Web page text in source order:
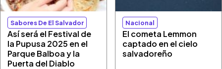
Sabores De El Salvador
Así será el Festival de
la Pupusa 2025 en el
Parque Balboa y la
Puerta del Diablo
Nacional
El cometa Lemmon
captado en el cielo
salvadoreño